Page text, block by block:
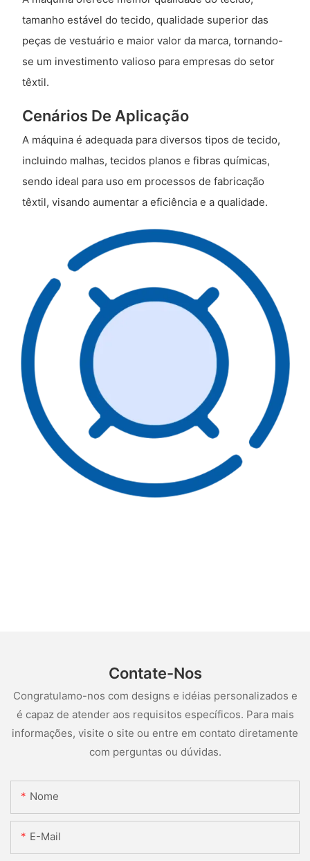
tamanho estável do tecido, qualidade superior das
peças de vestuário e maior valor da marca, tornando-
se um investimento valioso para empresas do setor
têxtil.
Cenários De Aplicação
A máquina é adequada para diversos tipos de tecido,
incluindo malhas, tecidos planos e fibras químicas,
sendo ideal para uso em processos de fabricação
têxtil, visando aumentar a eficiência e a qualidade.
Contate-Nos
Congratulamo-nos com designs e idéias personalizados e
é capaz de atender aos requisitos específicos. Para mais
informações, visite o site ou entre em contato diretamente
com perguntas ou dúvidas.
Nome
E-Mail